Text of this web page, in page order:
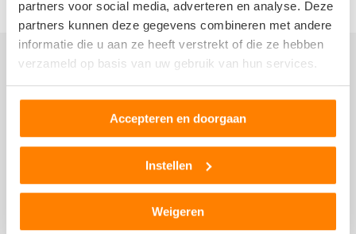
partners voor social media, adverteren en analyse. Deze
partners kunnen deze gegevens combineren met andere
informatie die u aan ze heeft verstrekt of die ze hebben
verzameld op basis van uw gebruik van hun services.
Accepteren en doorgaan
Instellen
Weigeren
Direct uw motorfiets verkopen
Het verkopen van uw motorfiets gaat snel en gemakkelijk. Als
u uw gegevens invult, hoeft vaak slechts enkele minuten te
worden? Dan kunt u zelf direct telefonisch contact met ons
opnemen. Wij kopen motoren van alle merken. Bijvoorbeeld
van: Aprilia, Benelli, BMW, Boxer, Britten, Cagiva, Ducati,